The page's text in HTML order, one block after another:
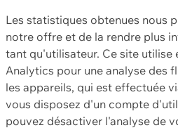
Les statistiques obtenues nous
notre offre et de la rendre plus
tant qu'utilisateur. Ce site utilise
Analytics pour une analyse des
les appareils, qui est effectuée
vous disposez d'un compte
pouvez désactiver l'analyse de